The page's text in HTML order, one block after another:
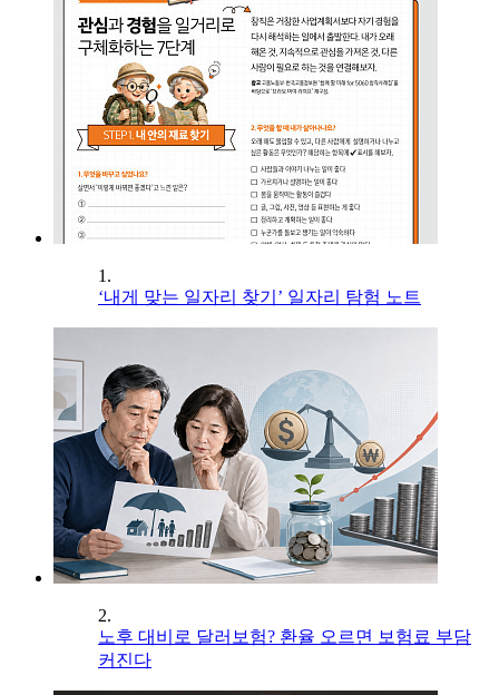
1.
‘내게 맞는 일자리 찾기’ 일자리 탐험 노트
2.
노후 대비로 달러보험? 환율 오르면 보험료 부담
커진다